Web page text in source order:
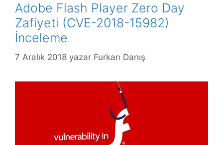
Adobe Flash Player Zero Day
Zafiyeti (CVE-2018-15982)
İnceleme
7 Aralık 2018 yazar Furkan Danış